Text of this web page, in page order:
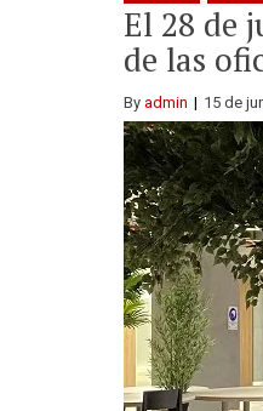
El 28 de
de las
By admin 15 de